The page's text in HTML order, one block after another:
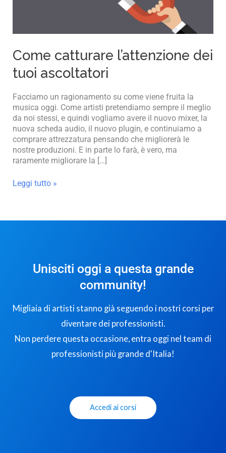
Come catturare l’attenzione dei
tuoi ascoltatori
Facciamo un ragionamento su come viene fruita la
musica oggi. Come artisti pretendiamo sempre il meglio
da noi stessi, e quindi vogliamo avere il nuovo mixer, la
nuova scheda audio, il nuovo plugin, e continuiamo a
comprare attrezzatura pensando che migliorerà le
nostre produzioni. E in parte lo farà, è vero, ma
raramente migliorare la […]
Leggi tutto »
Unisciti oggi a questa grande
community!
Migliaia di artisti stanno già seguendo i nostri corsi per
diventare dei professionisti.
Non perdere questa occasione, entra oggi nel team di
professionisti più grande d'Italia!
Accedi ai corsi